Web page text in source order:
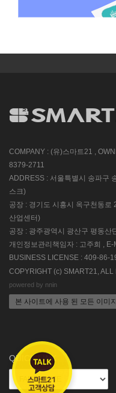
COMPANY : (유)스마트21 ,
8379-2711
ADDRESS : 서울특별시 송파구
스크)
공장 : 경기도 시흥시 옥구천동
산업센터)
공장 : 광주광역시 광산구 평동산
개인정보관리책임자 : 고주희 ,
BUSINESS LICENSE : 409-86-
COPYRIGHT (c) SMART21,
powered by nnin
본 사이트에 사용 된 모든 이미
QUICK LINK